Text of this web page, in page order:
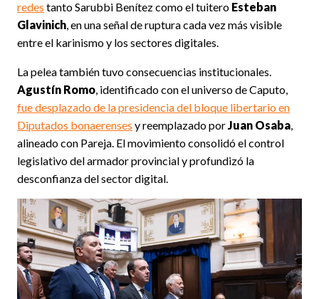
redes tanto Sarubbi Benítez como el tuitero Esteban
Glavinich , en una señal de ruptura cada vez más visible
entre el karinismo y los sectores digitales.
La pelea también tuvo consecuencias institucionales.
Agustín Romo , identificado con el universo de Caputo,
fue desplazado de la presidencia del bloque libertario en
Diputados bonaerenses y reemplazado por Juan Osaba
alineado con Pareja. El movimiento consolidó el control
legislativo del armador provincial y profundizó la
desconfianza del sector digital.